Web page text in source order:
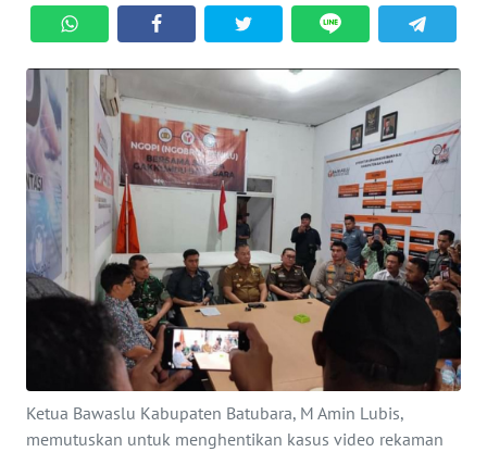
Ketua Bawaslu Kabupaten Batubara, M Amin Lubis,
memutuskan untuk menghentikan kasus video rekaman
Informasi
INDEKS
BERITA
KONTAK
KAMI
INFO
IKLAN
PEDOMAN
MEDIA
SIBER